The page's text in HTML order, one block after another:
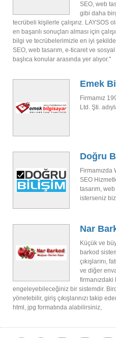
SEO, web
gibi daha
tecrübeli kişilerle çalışırız.
en başarılı sonuçları alması için
bilgi ve tecrübelerimizle en iyi şekilde
SEO, web tasarım, e-ticaret ve
başlıca konular arasında yer alıyor."
Emek
Firmamız
Ltd. Şti.
Doğru
Firmamızda
SEO
tasarım,
isterseniz
Nar
Küçük ve
barkod
çıkışlarını,
ve diğer
firmanızdaki
engeleyebileceğiniz bir sistemdir.
yönetebilir, giriş çıkışlarınızı takip
html, jpg formatında alabilirsiniz,